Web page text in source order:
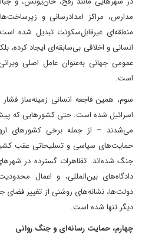
مدارس، مراکز امدادرسانی و
منطقه‌ای غیرقابل‌سکونت تبدیل شده
انسانی و اخلاقی بی‌سابقه‌ای ایجاد کرده،
عمومی جهانی به‌عنوان عامل اصلی
است.
سوم، همین فاجعه انسانی زمینه‌ساز فشار
اسرائیل شده است. حتی کشورهایی که
می‌شدند – از جمله برخی کشورهای
حمایت‌های سیاسی و تسلیحاتی عقب
جنگ شده‌اند. تظاهرات گسترده در
دادگاه‌های بین‌المللی، و اعمال
دولت‌ها، نشانه‌های روشنی از تغییر
دیگر تنها شده است.
چهارم، حمایت رسانه‌ای و جنگ روانی